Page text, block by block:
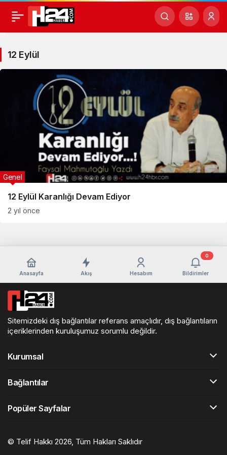
12
Eylül
Haberleri
12 Eylül
12 Eylül Karanlığı Devam Ediyor
Genel
2 yıl önce
Anasayfa Akış Hesabım Bildirimler
0
Sitemizdeki dış bağlantılar referans amaçlıdır, dış bağlantıların
içeriklerinden kuruluşumuz sorumlu değildir.
Kurumsal
Bağlantılar
Popüler Sayfalar
© Telif Hakkı 2026, Tüm Hakları Saklıdır